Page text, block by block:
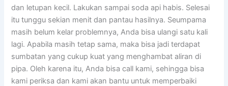
dan letupan kecil. Lakukan sampai soda api habis. Selesai
itu tunggu sekian menit dan pantau hasilnya. Seumpama
masih belum kelar problemnya, Anda bisa ulangi satu kali
lagi. Apabila masih tetap sama, maka bisa jadi terdapat
sumbatan yang cukup kuat yang menghambat aliran di
pipa. Oleh karena itu, Anda bisa call kami, sehingga bisa
kami periksa dan kami akan bantu untuk memperbaiki